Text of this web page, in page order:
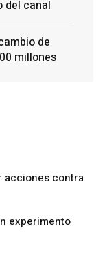
del canal
de
millones
acciones contra
experimento